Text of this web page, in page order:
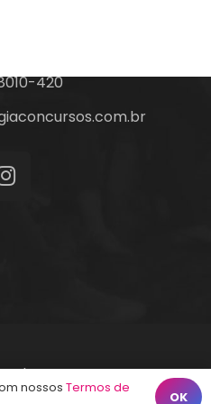
420
de Uso Contato
nossos Termos de
OK